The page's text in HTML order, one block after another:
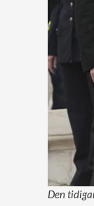
Den